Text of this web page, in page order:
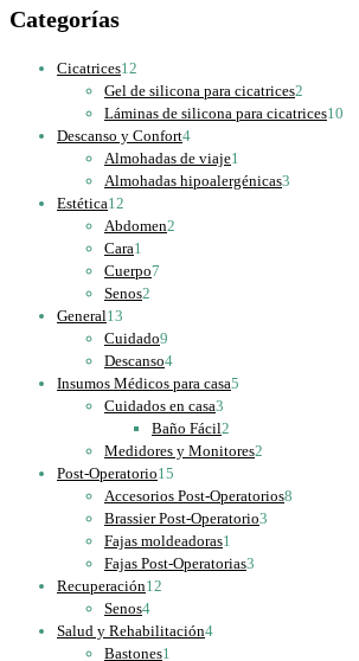
Categorías
Cicatrices12
productos
Gel de silicona para cicatrices2
productos
Láminas de silicona para cicatrices10
Descanso y Confort44
productos
Almohadas de viaje1
producto
Almohadas hipoalergénicas3
Estética12
productos
Abdomen2
Cara1
producto
Cuerpo7
Senos2
General13
productos
Cuidado9
productos
Descanso44
productos
Insumos Médicos para casa5
Cuidados en casa3
productos
Baño Fácil2
productos
Medidores y Monitores2
Post-Operatorio15
productos
Accesorios Post-Operatorios8
Brassier Post-Operatorio3
Fajas moldeadoras1
producto
Fajas Post-Operatorias3
Recuperación12
Senos44
productos
Salud y Rehabilitación44
Bastones1